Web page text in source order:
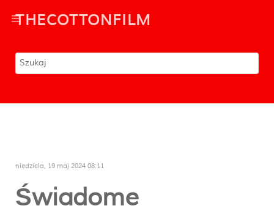
THECOTTONFILM
niedziela, 19 maj 2024 08:11
Świadome